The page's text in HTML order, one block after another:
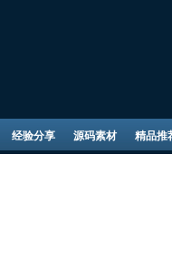
经验分享 源码素材 精品推